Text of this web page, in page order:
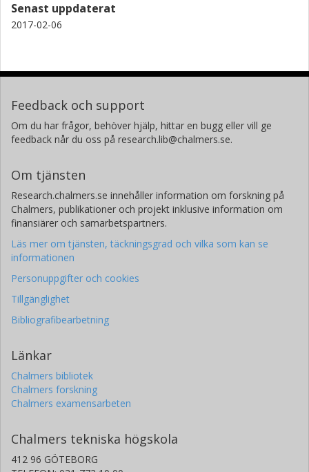
Senast uppdaterat
2017-02-06
Feedback och support
Om du har frågor, behöver hjälp, hittar en bugg eller vill ge
feedback når du oss på research.lib@chalmers.se.
Om tjänsten
Research.chalmers.se innehåller information om forskning på
Chalmers, publikationer och projekt inklusive information om
finansiärer och samarbetspartners.
Läs mer om tjänsten, täckningsgrad och vilka som kan se
informationen
Personuppgifter och cookies
Tillgänglighet
Bibliografibearbetning
Länkar
Chalmers bibliotek
Chalmers forskning
Chalmers examensarbeten
Chalmers tekniska högskola
412 96 GÖTEBORG